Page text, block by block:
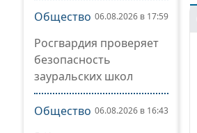
Общество 06.08.2026 в 17:59
Росгвардия проверяет
безопасность
зауральских школ
Общество 06.08.2026 в 16:43